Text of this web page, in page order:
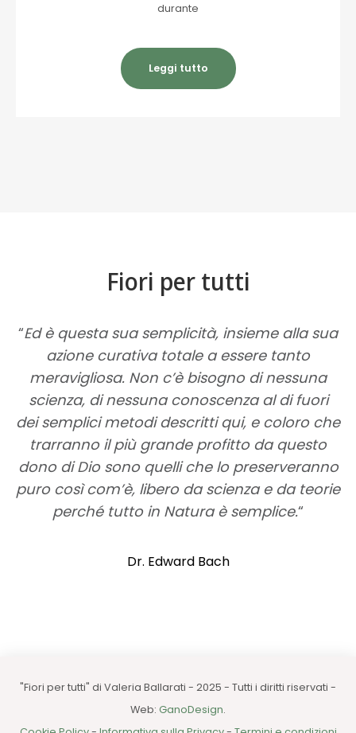
durante
Leggi tutto
Fiori per tutti
“Ed è questa sua semplicità, insieme alla sua
azione curativa totale a essere tanto
meravigliosa. Non c’è bisogno di nessuna
scienza, di nessuna conoscenza al di fuori
dei semplici metodi descritti qui, e coloro che
trarranno il più grande profitto da questo
dono di Dio sono quelli che lo preserveranno
puro così com’è, libero da scienza e da teorie
perché tutto in Natura è semplice.“
Dr. Edward Bach
"Fiori per tutti" di Valeria Ballarati - 2025 - Tutti i diritti riservati -
Web: GanoDesign.